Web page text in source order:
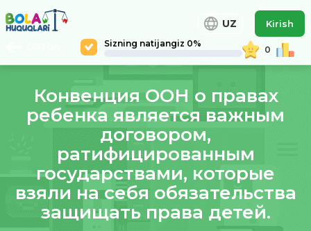
Sizning natijangiz 0%
0
UZ Kirish
Конвенция ООН о правах
ребенка является важным
договором,
ратифицированным
государствами, которые
взяли на себя обязательства
защищать права детей.